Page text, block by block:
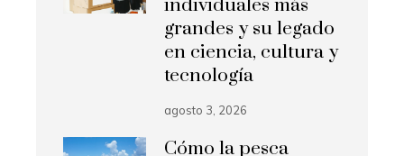
individuales más
grandes y su legado
en ciencia, cultura y
tecnología
agosto 3, 2026
Cómo la pesca